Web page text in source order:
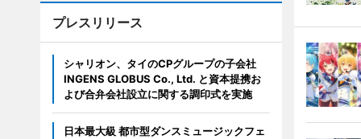
プレスリリース
シャリオン、タイのCPグループの子会社
INGENS GLOBUS Co., Ltd. と資本提携お
よび合弁会社設立に関する調印式を実施
日本最大級 都市型ダンスミュージックフェ